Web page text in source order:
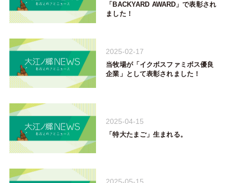
「BACKYARD AWARD」で表彰され
ました！
2025-02-17
当牧場が「イクボスファミボス優良
企業」として表彰されました！
2025-04-15
「特大たまご」生まれる。